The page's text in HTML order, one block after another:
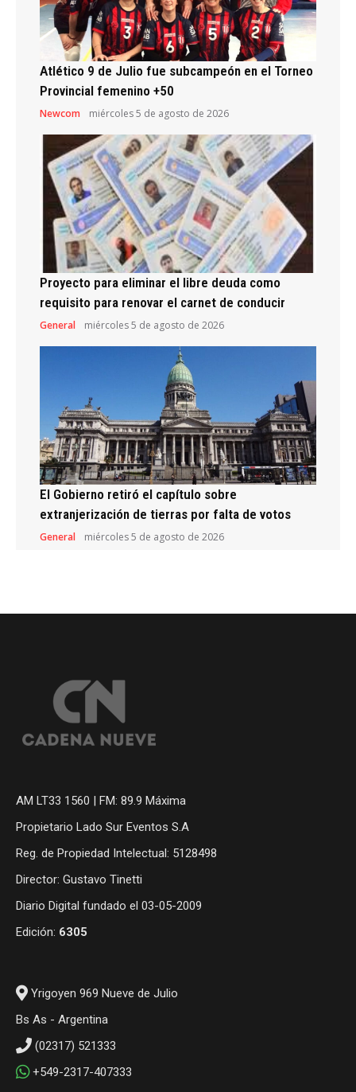
Atlético 9 de Julio fue subcampeón en el Torneo
Provincial femenino +50
Newcom miércoles 5 de agosto de 2026
Proyecto para eliminar el libre deuda como
requisito para renovar el carnet de conducir
General miércoles 5 de agosto de 2026
El Gobierno retiró el capítulo sobre
extranjerización de tierras por falta de votos
General miércoles 5 de agosto de 2026
AM LT33 1560 | FM: 89.9 Máxima
Propietario Lado Sur Eventos S.A
Reg. de Propiedad Intelectual: 5128498
Director: Gustavo Tinetti
Diario Digital fundado el 03-05-2009
Edición: 6305
Yrigoyen 969 Nueve de Julio
Bs As - Argentina
(02317) 521333
+549-2317-407333